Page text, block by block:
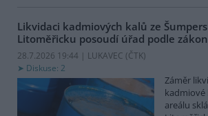
Likvidaci kadmiových kalů ze
Litoměřicku posoudí úřad podle
28.7.2026 19:44 | LUKAVEC (ČTK)
Diskuse: 2
Záměr
kadmiové
areálu